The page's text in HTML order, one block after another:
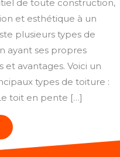
toiture
:
un
guide
complet
pour
le
de toute construction,
et esthétique à un
plusieurs types de
ayant ses propres
et avantages. Voici un
types de toiture :
toit en pente […]
Read